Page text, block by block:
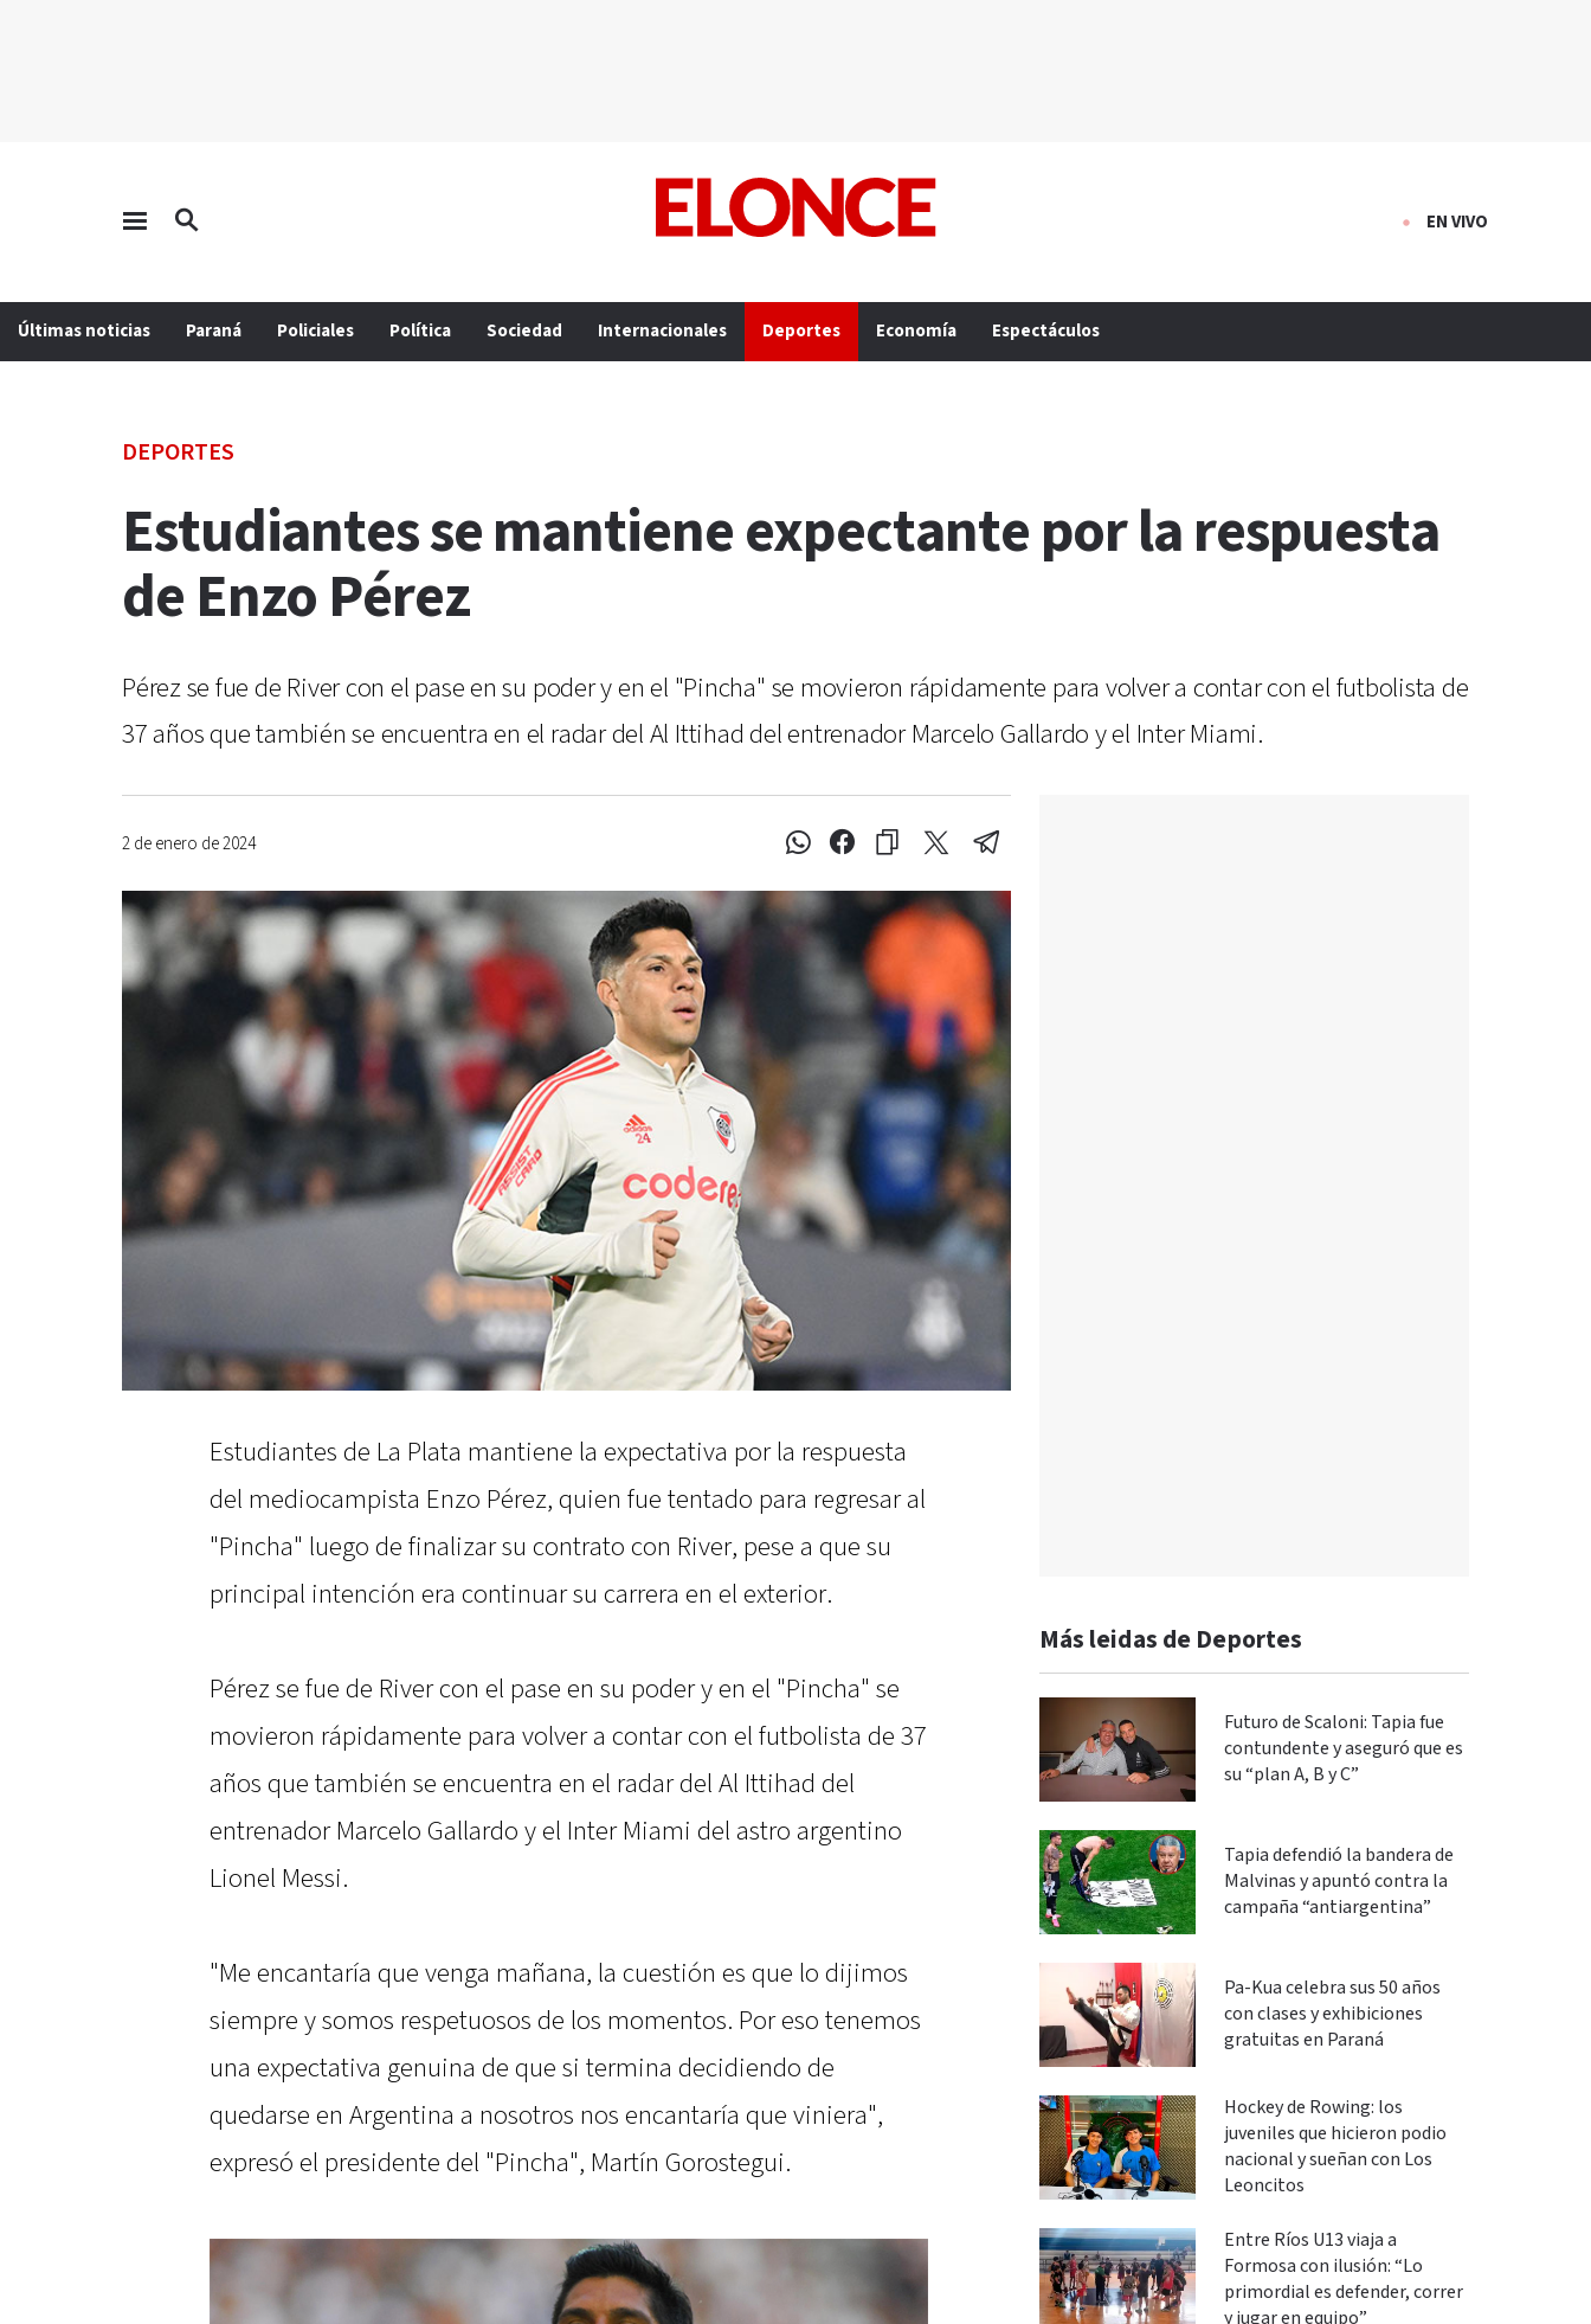
EN VIVO
Últimas noticias Paraná Policiales Política Sociedad Internacionales Deportes Economía Espectáculos
DEPORTES
Estudiantes se mantiene expectante por la respuesta
de Enzo Pérez
Pérez se fue de River con el pase en su poder y en el "Pincha" se movieron rápidamente para volver a contar con el futbolista de
37 años que también se encuentra en el radar del Al Ittihad del entrenador Marcelo Gallardo y el Inter Miami.
2 de enero de 2024
Estudiantes de La Plata mantiene la expectativa por la respuesta
del mediocampista Enzo Pérez, quien fue tentado para regresar al
"Pincha" luego de finalizar su contrato con River, pese a que su
principal intención era continuar su carrera en el exterior.
Pérez se fue de River con el pase en su poder y en el "Pincha" se
movieron rápidamente para volver a contar con el futbolista de 37
años que también se encuentra en el radar del Al Ittihad del
entrenador Marcelo Gallardo y el Inter Miami del astro argentino
Lionel Messi.
"Me encantaría que venga mañana, la cuestión es que lo dijimos
siempre y somos respetuosos de los momentos. Por eso tenemos
una expectativa genuina de que si termina decidiendo de
quedarse en Argentina a nosotros nos encantaría que viniera",
expresó el presidente del "Pincha", Martín Gorostegui.
Más leidas de Deportes
Futuro de Scaloni: Tapia fue
contundente y aseguró que es
su “plan A, B y C”
Tapia defendió la bandera de
Malvinas y apuntó contra la
campaña “antiargentina”
Pa-Kua celebra sus 50 años
con clases y exhibiciones
gratuitas en Paraná
Hockey de Rowing: los
juveniles que hicieron podio
nacional y sueñan con Los
Leoncitos
Entre Ríos U13 viaja a
Formosa con ilusión: “Lo
primordial es defender, correr
y jugar en equipo”